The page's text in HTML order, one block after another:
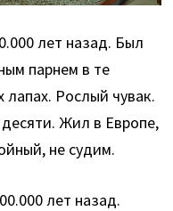
лет назад. Был
парнем в те
лапах. Рослый чувак.
Жил в Европе,
не судим.
лет назад.